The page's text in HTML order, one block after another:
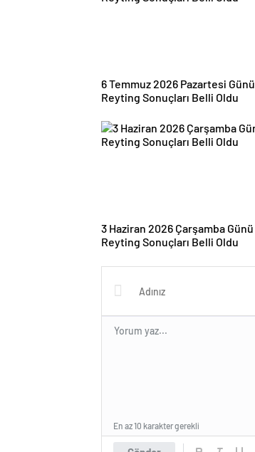
6 Temmuz 2026 Pazartesi Günü
Reyting Sonuçları Belli Oldu
3 Haziran 2026 Çarşamba Günü
Reyting Sonuçları Belli Oldu
En az 10 karakter gerekli